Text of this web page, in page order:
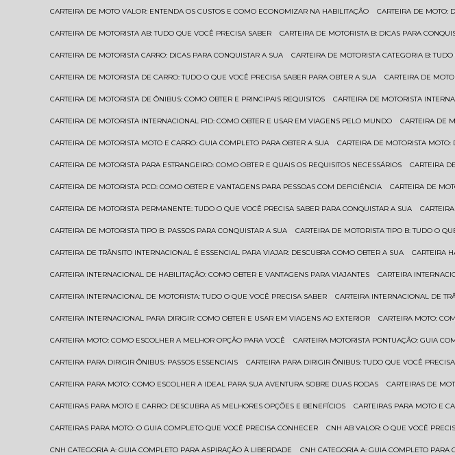
CARTEIRA DE MOTO VALOR: ENTENDA OS CUSTOS E COMO ECONOMIZAR NA HABILITAÇÃO CARTEIRA DE
CARTEIRA DE MOTORISTA AB: TUDO QUE VOCÊ PRECISA SABER CARTEIRA DE MOTORISTA B: DICAS PARA
CARTEIRA DE MOTORISTA CARRO: DICAS PARA CONQUISTAR A SUA CARTEIRA DE MOTORISTA CATEGORIA B:
CARTEIRA DE MOTORISTA DE CARRO: TUDO O QUE VOCÊ PRECISA SABER PARA OBTER A SUA CARTEIRA DE
CARTEIRA DE MOTORISTA DE ÔNIBUS: COMO OBTER E PRINCIPAIS REQUISITOS CARTEIRA DE MOTORISTA
CARTEIRA DE MOTORISTA INTERNACIONAL PID: COMO OBTER E USAR EM VIAGENS PELO MUNDO CARTEIRA DE
CARTEIRA DE MOTORISTA MOTO E CARRO: GUIA COMPLETO PARA OBTER A SUA CARTEIRA DE MOTORISTA
CARTEIRA DE MOTORISTA PARA ESTRANGEIRO: COMO OBTER E QUAIS OS REQUISITOS NECESSÁRIOS CARTEIRA
CARTEIRA DE MOTORISTA PCD: COMO OBTER E VANTAGENS PARA PESSOAS COM DEFICIÊNCIA CARTEIRA DE
CARTEIRA DE MOTORISTA PERMANENTE: TUDO O QUE VOCÊ PRECISA SABER PARA CONQUISTAR A SUA
CARTEIRA DE MOTORISTA TIPO B: PASSOS PARA CONQUISTAR A SUA CARTEIRA DE MOTORISTA TIPO B: TUDO O
CARTEIRA DE TRÂNSITO INTERNACIONAL É ESSENCIAL PARA VIAJAR: DESCUBRA COMO OBTER A SUA CARTEIRA
CARTEIRA INTERNACIONAL DE HABILITAÇÃO: COMO OBTER E VANTAGENS PARA VIAJANTES CARTEIRA
CARTEIRA INTERNACIONAL DE MOTORISTA: TUDO O QUE VOCÊ PRECISA SABER CARTEIRA INTERNACIONAL DE
CARTEIRA INTERNACIONAL PARA DIRIGIR: COMO OBTER E USAR EM VIAGENS AO EXTERIOR CARTEIRA MOTO:
CARTEIRA MOTO: COMO ESCOLHER A MELHOR OPÇÃO PARA VOCÊ CARTEIRA MOTORISTA PONTUAÇÃO: GUIA
CARTEIRA PARA DIRIGIR ÔNIBUS: PASSOS ESSENCIAIS CARTEIRA PARA DIRIGIR ÔNIBUS: TUDO QUE VOCÊ
CARTEIRA PARA MOTO: COMO ESCOLHER A IDEAL PARA SUA AVENTURA SOBRE DUAS RODAS CARTEIRAS DE
CARTEIRAS PARA MOTO E CARRO: DESCUBRA AS MELHORES OPÇÕES E BENEFÍCIOS CARTEIRAS PARA MOTO E
CARTEIRAS PARA MOTO: O GUIA COMPLETO QUE VOCÊ PRECISA CONHECER CNH AB VALOR: O QUE VOCÊ
CNH CATEGORIA A: GUIA COMPLETO PARA ASPIRAÇÃO À LIBERDADE CNH CATEGORIA A: GUIA COMPLETO